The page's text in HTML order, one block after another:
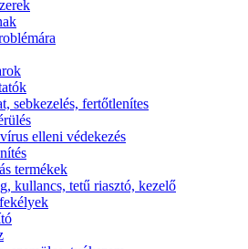
sebkezelés, fertőtlenítes
elleni védekezés
termékek
kullancs, tetű riasztó, kezelő